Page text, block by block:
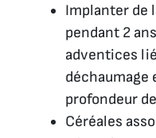
Implanter de
pendant 2
adventices
déchaumage
profondeur
Céréales